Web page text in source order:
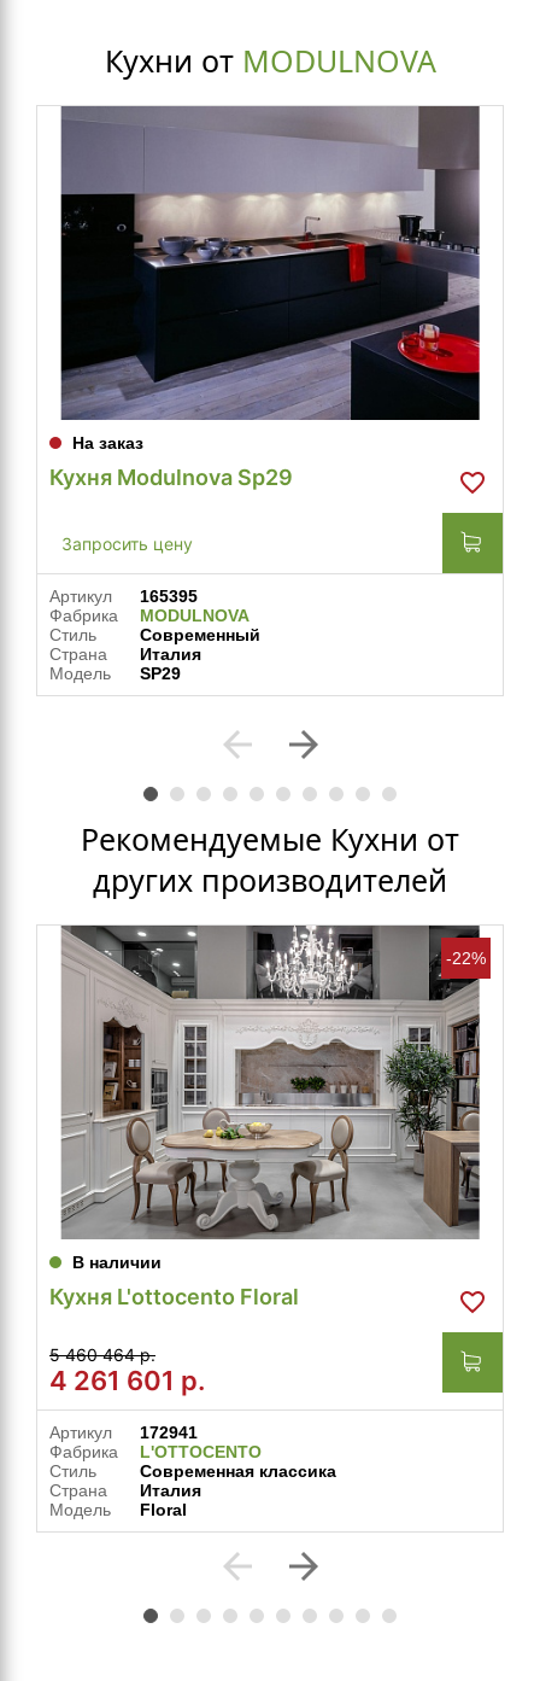
Кухни от MODULNOVA
На заказ
Кухня Modulnova Sp29
Запросить цену
Артикул
165395
Фабрика
MODULNOVA
Стиль
Современный
Страна
Италия
Модель
SP29
arrow_back arrow_forward
Рекомендуемые Кухни от
других производителей
-22%
В наличии
Кухня L'ottocento Floral
5 460 464 р.
4 261 601 р.
Артикул
172941
Фабрика
L'OTTOCENTO
Стиль
Современная классика
Страна
Италия
Модель
Floral
arrow_back arrow_forward